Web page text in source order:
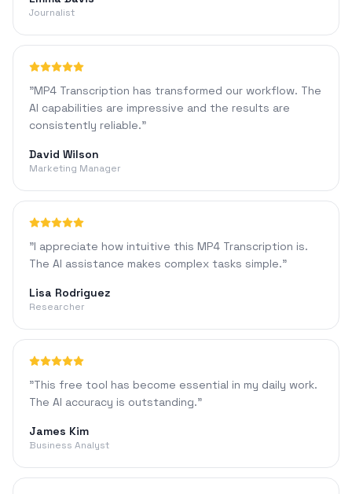
Journalist
"MP4 Transcription has transformed our workflow. The
AI capabilities are impressive and the results are
consistently reliable."
David Wilson
Marketing Manager
"I appreciate how intuitive this MP4 Transcription is.
The AI assistance makes complex tasks simple."
Lisa Rodriguez
Researcher
"This free tool has become essential in my daily work.
The AI accuracy is outstanding."
James Kim
Business Analyst